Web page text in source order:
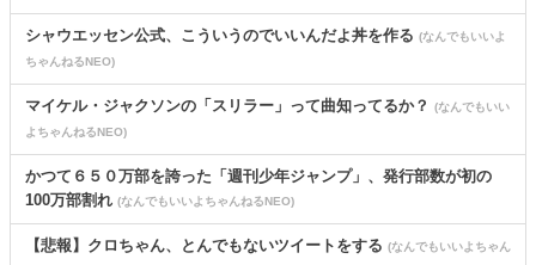
シャウエッセン公式、こういうのでいいんだよ丼を作る (なんでもいいよ
ちゃんねるNEO)
マイケル・ジャクソンの「スリラー」って曲知ってるか？
(なんでもいい
よちゃんねるNEO)
かつて６５０万部を誇った「週刊少年ジャンプ」、発行部数が初の
100万部割れ (なんでもいいよちゃんねるNEO)
【悲報】クロちゃん、とんでもないツイートをする (なんでもいいよちゃん